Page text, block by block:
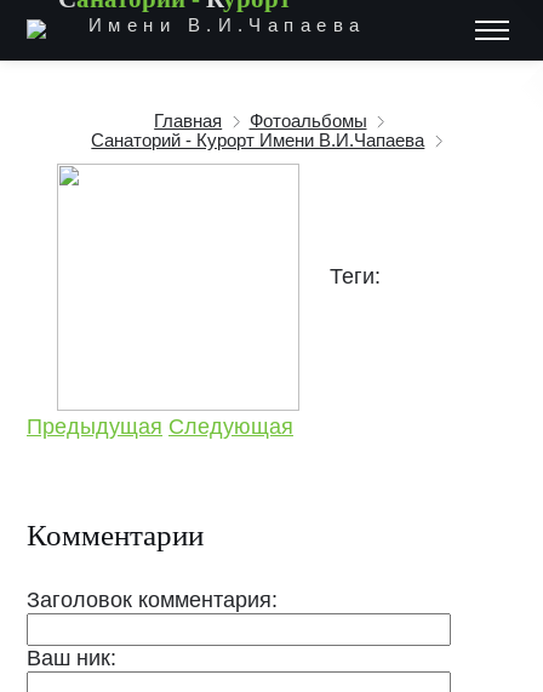
Имени В.И.Чапаева
Главная
Фотоальбомы
Санаторий - Курорт Имени В.И.Чапаева
Теги:
Предыдущая Следующая
Комментарии
Заголовок комментария:
Ваш ник: